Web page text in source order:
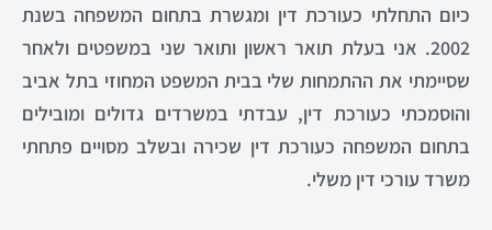
כיום התחלתי כעורכת דין ומגשרת בתחום המשפחה בשנת
2002. אני בעלת תואר ראשון ותואר שני במשפטים ולאחר
שסיימתי את ההתמחות שלי בבית המשפט המחוזי בתל אביב
והוסמכתי כעורכת דין, עבדתי במשרדים גדולים ומובילים
בתחום המשפחה כעורכת דין שכירה ובשלב מסויים פתחתי
משרד עורכי דין משלי.